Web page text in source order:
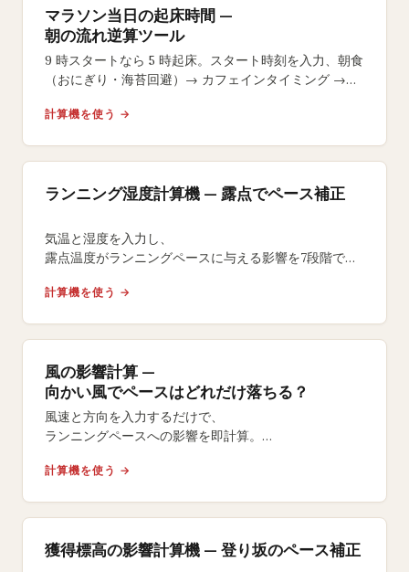
マラソン当日の起床時間 —
朝の流れ逆算ツール
9 時スタートなら 5 時起床。スタート時刻を入力、朝食
（おにぎり・海苔回避）→ カフェインタイミング →
計算機を使う →
ランニング湿度計算機 — 露点でペース補正
気温と湿度を入力し、
露点温度がランニングペースに与える影響を7段階で評
水分補給プランを即座に算出できます。
計算機を使う →
風の影響計算 —
向かい風でペースはどれだけ落ちる？
風速と方向を入力するだけで、
ランニングペースへの影響を即計算。
レース当日の風対策に。
計算機を使う →
獲得標高の影響計算機 — 登り坂のペース補正